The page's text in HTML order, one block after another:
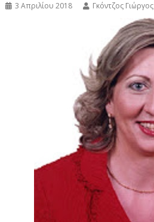
3 Απριλίου 2018 Γκόντζος Γιώργος